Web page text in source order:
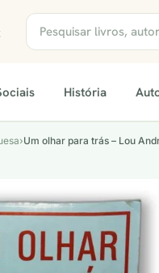
História
›Um olhar para trás – Lou